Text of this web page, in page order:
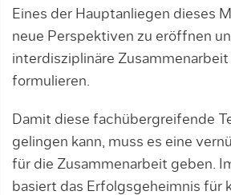
Eines der Hauptanliegen die­ses
neue Perspektiven zu er­öff­nen
interdisziplinäre Zu­sam­men­arbeit
formulieren.
Damit diese fachübergreifende
gelingen kann, muss es eine
für die Zusammenarbeit ge­ben.
basiert das Er­folgs­ge­heimnis für